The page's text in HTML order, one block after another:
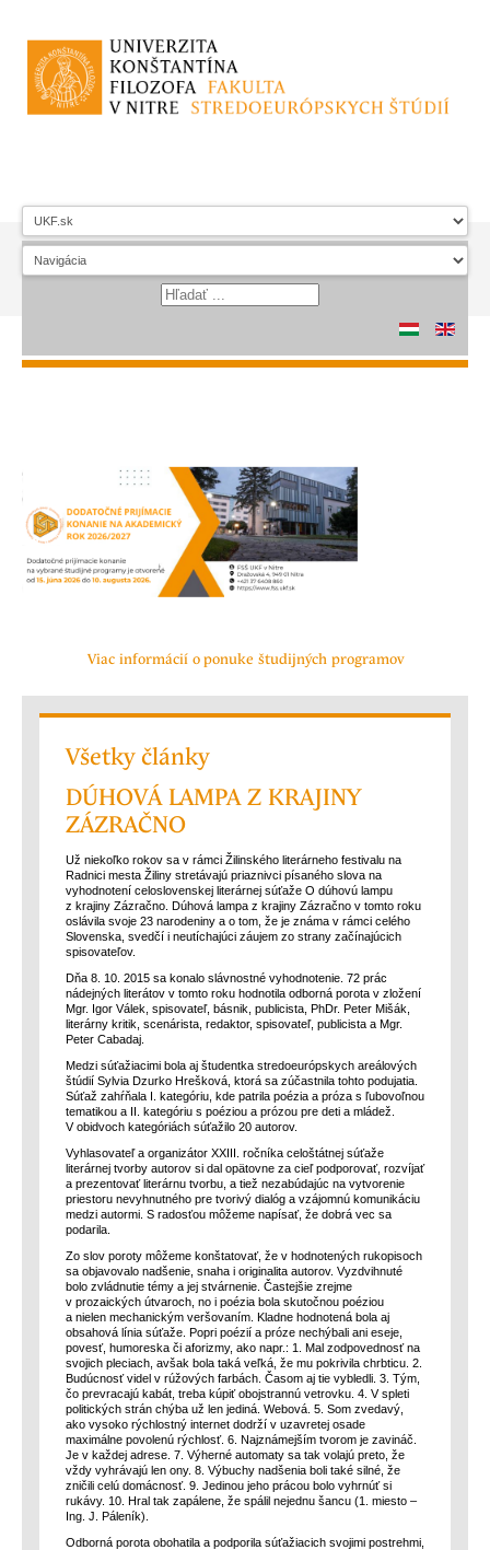
Viac informácií o ponuke študijných programov
Všetky články
DÚHOVÁ LAMPA Z KRAJINY
ZÁZRAČNO
Už niekoľko rokov sa v rámci Žilinského literárneho festivalu na
Radnici mesta Žiliny stretávajú priaznivci písaného slova na
vyhodnotení celoslovenskej literárnej súťaže O dúhovú lampu
z krajiny Zázračno. Dúhová lampa z krajiny Zázračno v tomto roku
oslávila svoje 23 narodeniny a o tom, že je známa v rámci celého
Slovenska, svedčí i neutíchajúci záujem zo strany začínajúcich
spisovateľov.
Dňa 8. 10. 2015 sa konalo slávnostné vyhodnotenie. 72 prác
nádejných literátov v tomto roku hodnotila odborná porota v zložení
Mgr. Igor Válek, spisovateľ, básnik, publicista, PhDr. Peter Mišák,
literárny kritik, scenárista, redaktor, spisovateľ, publicista a Mgr.
Peter Cabadaj.
Medzi súťažiacimi bola aj študentka stredoeurópskych areálových
štúdií Sylvia Dzurko Hrešková, ktorá sa zúčastnila tohto podujatia.
Súťaž zahŕňala I. kategóriu, kde patrila poézia a próza s ľubovoľnou
tematikou a II. kategóriu s poéziou a prózou pre deti a mládež.
V obidvoch kategóriách súťažilo 20 autorov.
Vyhlasovateľ a organizátor XXIII. ročníka celoštátnej súťaže
literárnej tvorby autorov si dal opätovne za cieľ podporovať, rozvíjať
a prezentovať literárnu tvorbu, a tiež nezabúdajúc na vytvorenie
priestoru nevyhnutného pre tvorivý dialóg a vzájomnú komunikáciu
medzi autormi. S radosťou môžeme napísať, že dobrá vec sa
podarila.
Zo slov poroty môžeme konštatovať, že v hodnotených rukopisoch
sa objavovalo nadšenie, snaha i originalita autorov. Vyzdvihnuté
bolo zvládnutie témy a jej stvárnenie. Častejšie zrejme
v prozaických útvaroch, no i poézia bola skutočnou poéziou
a nielen mechanickým veršovaním. Kladne hodnotená bola aj
obsahová línia súťaže. Popri poézií a próze nechýbali ani eseje,
povesť, humoreska či aforizmy, ako napr.: 1. Mal zodpovednosť na
svojich pleciach, avšak bola taká veľká, že mu pokrivila chrbticu. 2.
Budúcnosť videl v rúžových farbách. Časom aj tie vybledli. 3. Tým,
čo prevracajú kabát, treba kúpiť obojstrannú vetrovku. 4. V spleti
politických strán chýba už len jediná. Webová. 5. Som zvedavý,
ako vysoko rýchlostný internet dodrží v uzavretej osade
maximálne povolenú rýchlosť. 6. Najznámejším tvorom je zavináč.
Je v každej adrese. 7. Výherné automaty sa tak volajú preto, že
vždy vyhrávajú len ony. 8. Výbuchy nadšenia boli také silné, že
zničili celú domácnosť. 9. Jedinou jeho prácou bolo vyhrnúť si
rukávy. 10. Hral tak zapálene, že spálil nejednu šancu (1. miesto –
Ing. J. Páleník).
Odborná porota obohatila a podporila súťažiacich svojimi postrehmi,